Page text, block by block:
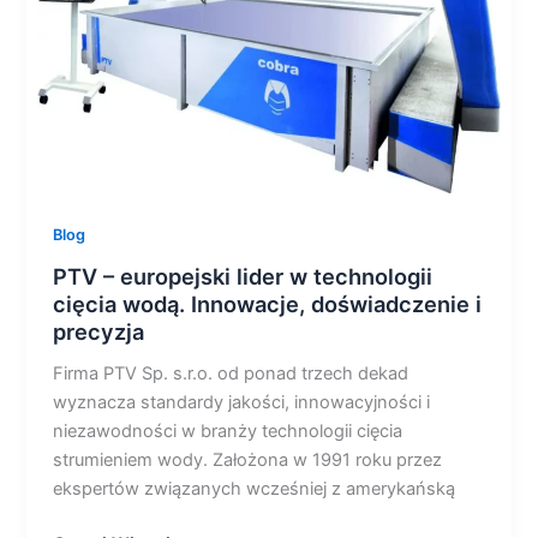
Blog
PTV – europejski lider w technologii
cięcia wodą. Innowacje, doświadczenie i
precyzja
Firma PTV Sp. s.r.o. od ponad trzech dekad
wyznacza standardy jakości, innowacyjności i
niezawodności w branży technologii cięcia
strumieniem wody. Założona w 1991 roku przez
ekspertów związanych wcześniej z amerykańską
cięcia
wodą.
Innowacje,
doświadczenie